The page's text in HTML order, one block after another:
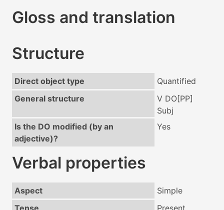
Gloss and translation
Structure
Direct object type
Quantified
General structure
V DO[PP]
Subj
Is the DO modified (by an
adjective)?
Yes
Verbal properties
Aspect
Simple